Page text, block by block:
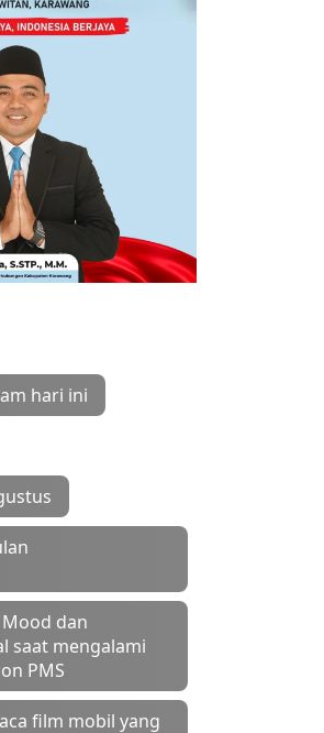
hari ini
dan
saat mengalami
PMS
film mobil yang